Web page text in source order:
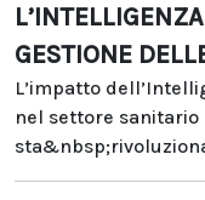
GESTIONE
L’impatto
nel settore sanitario